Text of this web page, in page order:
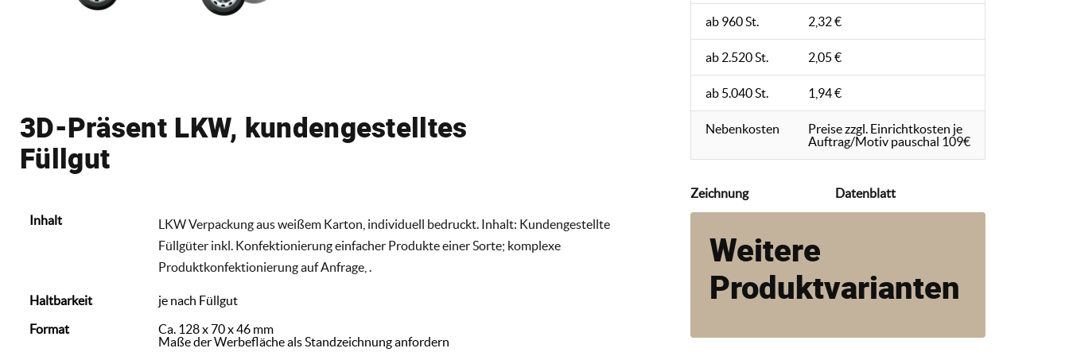
3D-Präsent LKW, kundengestelltes
Füllgut
Inhalt
LKW Verpackung aus weißem Karton, individuell bedruckt. Inhalt: Kundengestellte
Füllgüter inkl. Konfektionierung einfacher Produkte einer Sorte; komplexe
Produktkonfektionierung auf Anfrage, .
Haltbarkeit
je nach Füllgut
Format
Ca. 128 x 70 x 46 mm
Maße der Werbefläche als Standzeichnung anfordern
ab 960 St. 2,32 €
ab 2.520 St. 2,05 €
ab 5.040 St. 1,94 €
Nebenkosten
Preise zzgl. Einrichtkosten je
Auftrag/Motiv pauschal 109€
Zeichnung Datenblatt
Weitere
Produktvarianten